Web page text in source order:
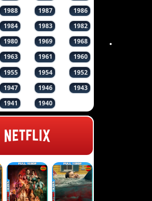
1988 1987
1986
1984 1983
1982
1980 1969
1968
1963 1961
1960
1955 1954
1952
1947 1946
1943
1941 1940